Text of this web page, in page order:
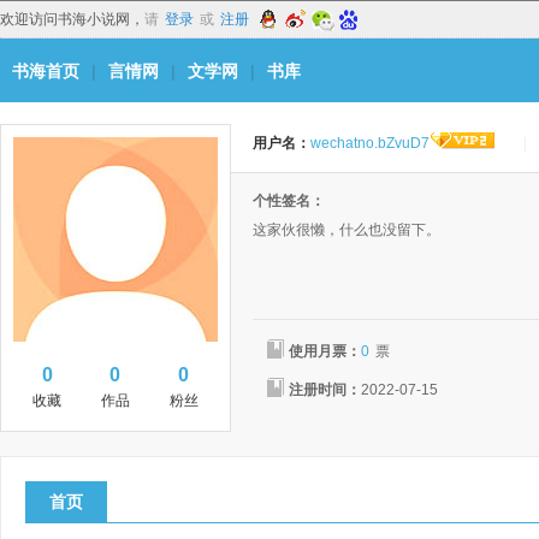
欢迎访问书海小说网， 请 登录 或 注册
书海首页 | 言情网 | 文学网 | 书库
0
收藏
0
作品
0
粉丝
用户名： wechatno.bZvuD7
个性签名：
这家伙很懒，什么也没留下。
使用月票： 0 票
注册时间： 2022-07-15
首页